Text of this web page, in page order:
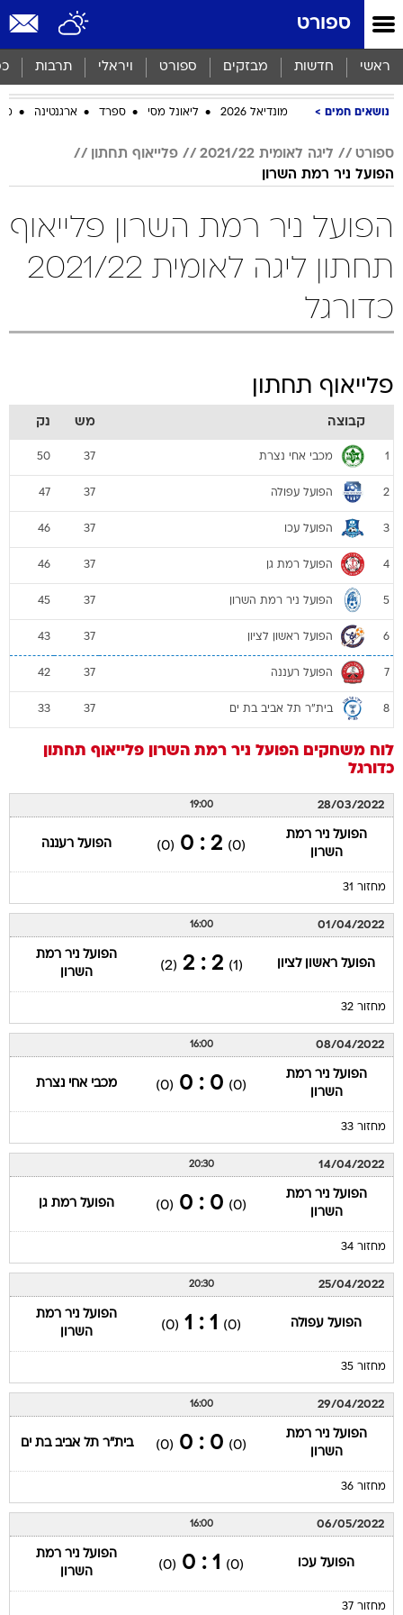
ספורט
ראשי חדשות מבזקים ספורט ויראלי תרבות
נושאים חמים מונדיאל 2026 ליאונל מסי ספרד ארגנטינה
ספורט ליגה לאומית 2021/22
פלייאוף תחתון
הפועל ניר רמת השרון
הפועל ניר רמת השרון פלייאוף
תחתון ליגה לאומית 2021/22
כדורגל
פלייאוף תחתון
קבוצה מש נק
1 מכבי אחי נצרת 37
50
2 הפועל עפולה 37
47
3 הפועל עכו 37
46
4 הפועל רמת גן 37
46
5 הפועל ניר רמת השרון 37
45
6 הפועל ראשון לציון 37
43
7 הפועל רעננה 37
42
8 בית"ר תל אביב בת ים 37
33
לוח משחקים הפועל ניר רמת השרון
פלייאוף תחתון
כדורגל
28/03/2022
19:00
הפועל ניר רמת
השרון
(0)
2 : 0
(0) הפועל רעננה
מחזור 31
01/04/2022
16:00
הפועל ראשון לציון (1)
2 : 2
(2)
הפועל ניר רמת
השרון
מחזור 32
08/04/2022
16:00
הפועל ניר רמת
השרון
(0)
0 : 0
(0) מכבי אחי נצרת
מחזור 33
14/04/2022
20:30
הפועל ניר רמת
השרון
(0)
0 : 0
(0) הפועל רמת גן
מחזור 34
25/04/2022
20:30
הפועל עפולה (0)
1 : 1
(0)
הפועל ניר רמת
השרון
מחזור 35
29/04/2022
16:00
הפועל ניר רמת
השרון
(0)
0 : 0
(0) בית"ר תל אביב בת ים
מחזור 36
06/05/2022
16:00
הפועל עכו (0)
1 : 0
(0)
הפועל ניר רמת
השרון
מחזור 37